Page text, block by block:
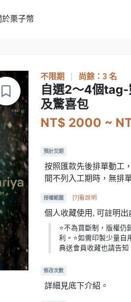
於栗子幣
不限期 尚餘：3 名
自選2～4個tag-
及驚喜包
NT$ 2000 ~
預計交期
按照匯款先後排單動工
間不列入工期時，無排
授權範圍 [?]看說明
個人收藏使用, 可註明出
⭐️不為買斷制，版權
利。⭐️如需印製少量
典送會員收藏也請告知
修改次數
詳細見底下介紹。